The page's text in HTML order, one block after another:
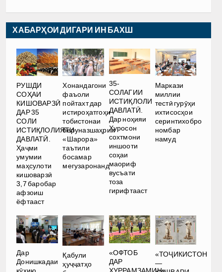
ХАБАРҲОИ ДИГАРИ ИН БАХШ
РУШДИ
СОҲАИ
КИШОВАРЗӢ
ДАР 35
СОЛИ
ИСТИҚЛОЛИЯТИ
ДАВЛАТӢ.
Ҳаҷми
умумии
маҳсулоти
кишоварзӣ
3,7 баробар
афзоиш
ёфтааст
Хонандагони
фаъоли
пойтахт дар
истироҳатгоҳи
тобистонаи
беруназшаҳрии
«Шарора»
таътили
босамар
мегузаронанд
35-
СОЛАГИИ
ИСТИҚЛОЛИ
ДАВЛАТӢ.
Дар ноҳияи
Хуросон
сохтмони
иншооти
соҳаи
маориф
вусъати
тоза
гирифтааст
Маркази
миллии
тестӣ гурӯҳи
ихтисосҳои
серинтихобро
номбар
намуд
Дар
Донишкадаи
кӯҳию
Қабули
ҳуҷҷатҳо
«ОФТОБ
ДАР
«ТОҶИКИСТОН
—